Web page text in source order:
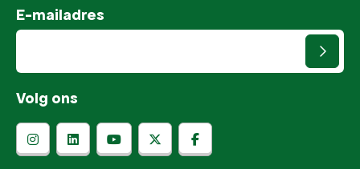
E-mailadres
Volg ons